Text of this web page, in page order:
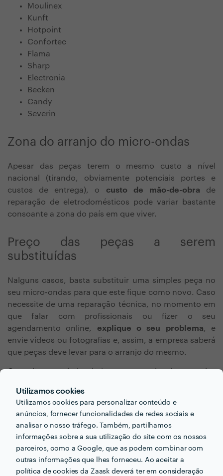
Utilizamos cookies
Utilizamos cookies para personalizar conteúdo e
anúncios, fornecer funcionalidades de redes sociais e
analisar o nosso tráfego. Também, partilhamos
informações sobre a sua utilização do site com os nossos
parceiros, como a Google, que as podem combinar com
outras informações que lhes forneceu. Ao aceitar a
política de cookies da Zaask deverá ter em consideração
Moulinex
Kunft
Hotpoint
Confortec
Flama
Sharp
Electronia
Becken
Candy
Severin
Zona do arranjo do micro-ondas
Apesar das peças terem o mesmo custo a nível
nacional (tirando, obviamente potenciais portes e
custos de entrega), o custo de mão-de-obra de
reparação de eletrodomésticos pode variar bastante
consoante a zona do país em que viver.
Preço das peças a serem
substituídas
Nalguns casos, basta substituir uma simples peça no
seu micro-ondas para que este fique como novo. Caso
necessite de uma reparação técnica, no momento em
que falar com profissionais ou fizer o seu
agendamento online,
explique o seu problema, e
envie vídeos ou fotografias e, assim, a empresa saberá
que peças deve levar para o arranjo do mesmo.
Consulte na tabela abaixo o preço de algumas das
do seu eletrodoméstico. .
Peças do micro-ondas a
substituir
Custo da peça
Fusíveis 1,5€ - 5€